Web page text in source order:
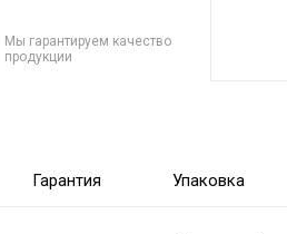
Мы гарантируем качество
продукции
Гарантия Упаковка